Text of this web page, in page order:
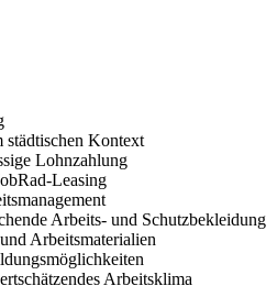
städtischen Kontext
Lohnzahlung
Leasing
Arbeits- und Schutzbekleidung
Arbeitsmaterialien
Arbeitsklima